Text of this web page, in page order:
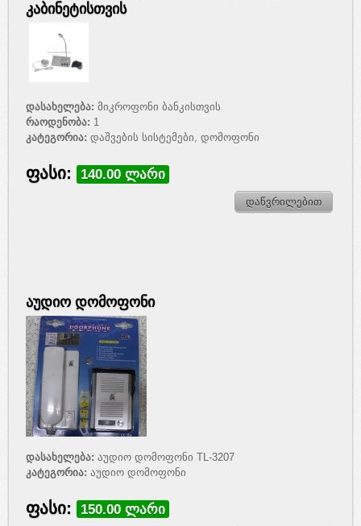
კაბინეტისთვის
დასახელება: მიკროფონი ბანკისთვის
რაოდენობა: 1
კატეგორია: დაშვების სისტემები, დომოფონი
ფასი: 140.00 ლარი
დაწვრილებით
აუდიო დომოფონი
დასახელება:აუდიო დომოფონი TL-3207
კატეგორია: აუდიო დომოფონი
ფასი: 150.00 ლარი